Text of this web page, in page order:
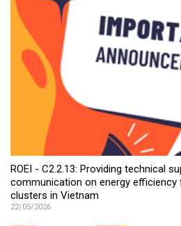
ROEI - C2.2.13: Providing technical
communication on energy
clusters in Vietnam
22/05/2026